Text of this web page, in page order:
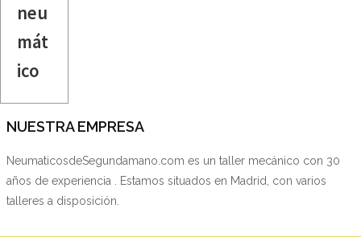
neu
mát
ico
NUESTRA EMPRESA
NeumaticosdeSegundamano.com es un taller mecánico con 30
años de experiencia . Estamos situados en Madrid, con varios
talleres a disposición.